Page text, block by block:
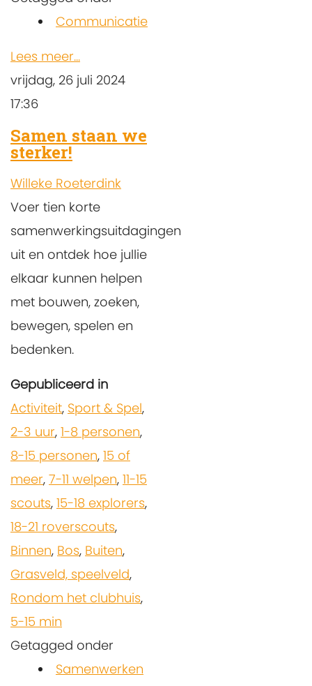
Communicatie
Lees meer...
vrijdag, 26 juli 2024
17:36
Samen staan we
sterker!
Willeke Roeterdink
Voer tien korte
samenwerkingsuitdagingen
uit en ontdek hoe jullie
elkaar kunnen helpen
met bouwen, zoeken,
bewegen, spelen en
bedenken.
Gepubliceerd in
Activiteit, Sport & Spel,
2-3 uur, 1-8 personen,
8-15 personen, 15 of
meer, 7-11 welpen, 11-15
scouts, 15-18 explorers,
18-21 roverscouts,
Binnen, Bos, Buiten,
Grasveld, speelveld,
Rondom het clubhuis,
5-15 min
Getagged onder
Samenwerken